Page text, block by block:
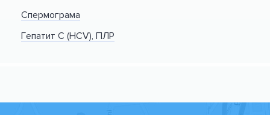
Спермограма
Гепатит С (HCV), ПЛР